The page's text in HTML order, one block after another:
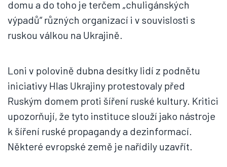
domu a do toho je terčem „chuligánských
výpadů“ různých organizací i v souvislosti s
ruskou válkou na Ukrajině.
Loni v polovině dubna desítky lidí z podnětu
iniciativy Hlas Ukrajiny protestovaly před
Ruským domem proti šíření ruské kultury. Kritici
upozorňují, že tyto instituce slouží jako nástroje
k šíření ruské propagandy a dezinformací.
Některé evropské země je nařídily uzavřít.